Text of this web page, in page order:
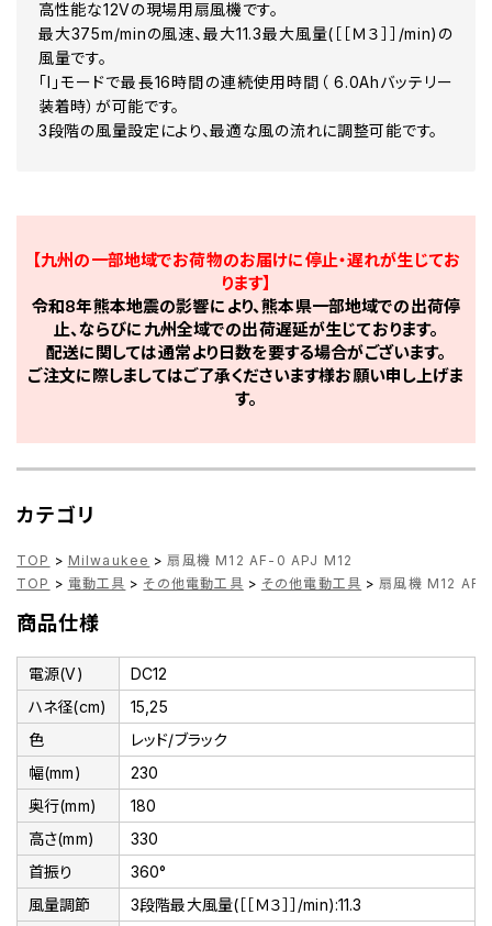
高性能な12Vの現場用扇風機です。
最大375m/minの風速、最大11.3最大風量(［［Ｍ３］］/min)の
風量です。
「I」モードで最長16時間の連続使用時間（ 6.0Ahバッテリー
装着時）が可能です。
3段階の風量設定により、最適な風の流れに調整可能です。
【九州の一部地域でお荷物のお届けに停止・遅れが生じてお
ります】
令和8年熊本地震の影響により、熊本県一部地域での出荷停
止、ならびに九州全域での出荷遅延が生じております。
配送に関しては通常より日数を要する場合がございます。
ご注文に際しましてはご了承くださいます様お願い申し上げま
す。
カテゴリ
TOP > Milwaukee > 扇風機 M12 AF-0 APJ M12
TOP > 電動工具 > その他電動工具 > その他電動工具 > 扇風機 M12
商品仕様
電源(V)
DC12
ハネ径(cm)
15,25
色
レッド/ブラック
幅(mm)
230
奥行(mm)
180
高さ(mm)
330
首振り
360°
風量調節
3段階最大風量(［［Ｍ３］］/min):11.3